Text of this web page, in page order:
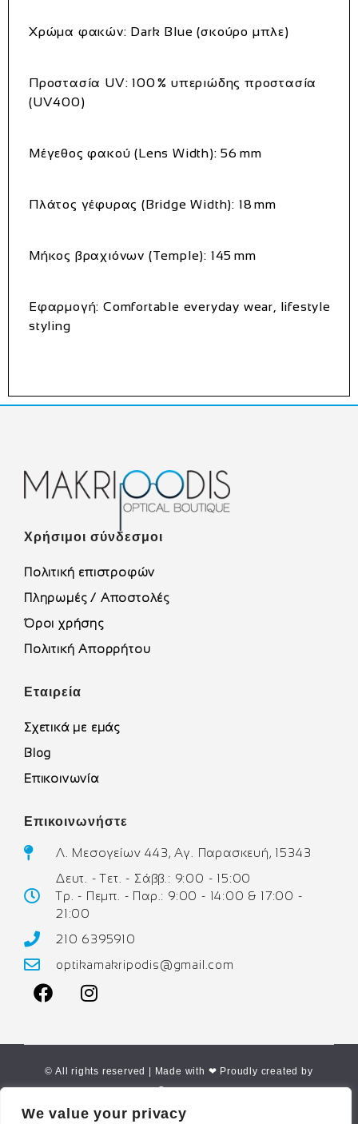
We value your privacy
Χρώμα φακών: Dark Blue (σκούρο μπλε)
Προστασία UV: 100 % υπεριώδης προστασία
(UV400)
Μέγεθος φακού (Lens Width): 56 mm
Πλάτος γέφυρας (Bridge Width): 18 mm
Μήκος βραχιόνων (Temple): 145 mm
Εφαρμογή: Comfortable everyday wear, lifestyle
styling
Χρήσιμοι σύνδεσμοι
Πολιτική επιστροφών
Πληρωμές / Αποστολές
Όροι χρήσης
Πολιτική Απορρήτου
Εταιρεία
Σχετικά με εμάς
Blog
Επικοινωνία
Επικοινωνήστε
Λ. Μεσογείων 443, Αγ. Παρασκευή, 15343
Δευτ. - Τετ. - Σάββ.: 9:00 - 15:00
Τρ. - Πεμπ. - Παρ.: 9:00 - 14:00 & 17:00 -
21:00
210 6395910
optikamakripodis@gmail.com
© All rights reserved | Made with ❤ Proudly created by
Corne.gr